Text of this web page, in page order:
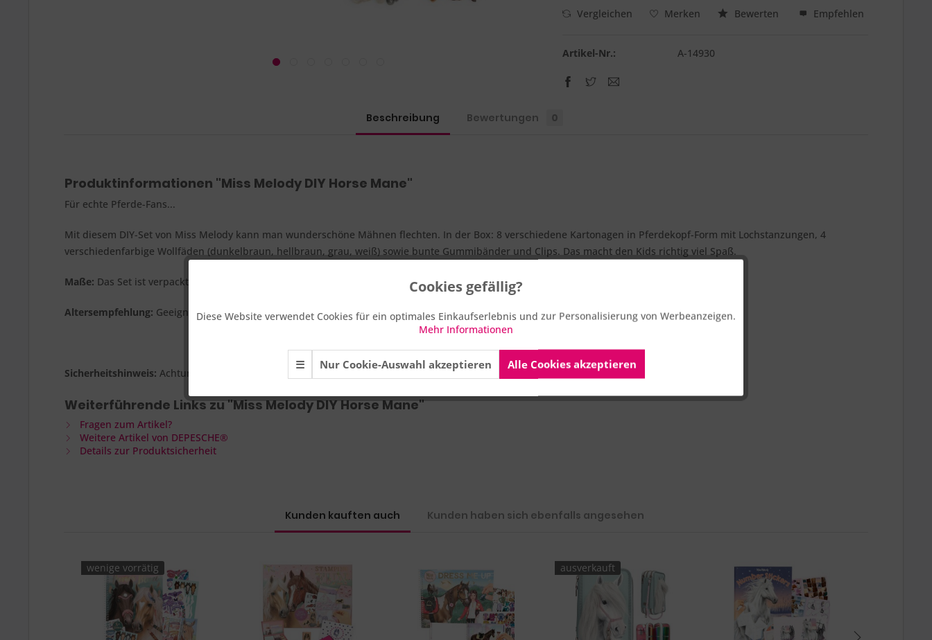
Vergleichen Merken Bewerten Empfehlen
Artikel-Nr.: A-14930
Beschreibung Bewertungen 0
Produktinformationen "Miss Melody DIY Horse Mane"
Für echte Pferde-Fans...
Mit diesem DIY-Set von Miss Melody kann man wunderschöne Mähnen flechten. In der Box: 8 verschiedene Kartonagen in Pferdekopf-Form mit Lochstanzungen, 4
verschiedenfarbige Wollfäden (dunkelbraun, hellbraun, grau, weiß) sowie bunte Gummibänder und Clips. Das macht den Kids richtig viel Spaß.
Maße: Das Set ist verpackt ca. 25 x 20,5 cm groß.
Altersempfehlung: Geeignet für Kinder ab 5 Jahren geeignet.
Sicherheitshinweis: Achtung! Nicht für Kinder unter 36 Monaten geeignet. Erstickungsgefahr durch verschluckbare Kleinteile.
Weiterführende Links zu "Miss Melody DIY Horse Mane"
Fragen zum Artikel?
Weitere Artikel von DEPESCHE®
Details zur Produktsicherheit
Kunden kauften auch Kunden haben sich ebenfalls angesehen
wenige vorrätig ausverkauft
Cookies gefällig?
Diese Website verwendet Cookies für ein optimales Einkaufserlebnis und zur Personalisierung von Werbeanzeigen.
Mehr Informationen
☰ Nur Cookie-Auswahl akzeptieren Alle Cookies akzeptieren